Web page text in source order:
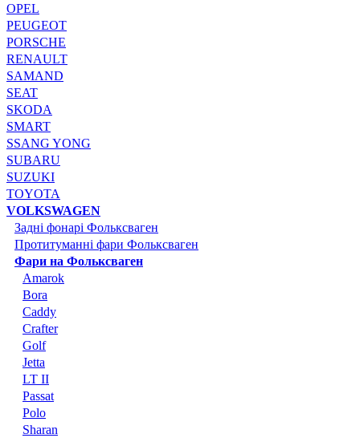
OPEL
PEUGEOT
PORSCHE
RENAULT
SAMAND
SEAT
SKODA
SMART
SSANG YONG
SUBARU
SUZUKI
TOYOTA
VOLKSWAGEN
Задні фонарі Фольксваген
Протитуманні фари Фольксваген
Фари на Фольксваген
Amarok
Bora
Caddy
Crafter
Golf
Jetta
LT II
Passat
Polo
Sharan